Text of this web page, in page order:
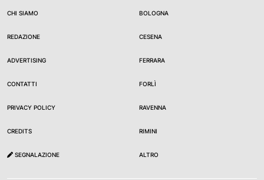
CHI SIAMO
REDAZIONE
ADVERTISING
CONTATTI
PRIVACY POLICY
CREDITS
SEGNALAZIONE
BOLOGNA
CESENA
FERRARA
FORLÌ
RAVENNA
RIMINI
ALTRO